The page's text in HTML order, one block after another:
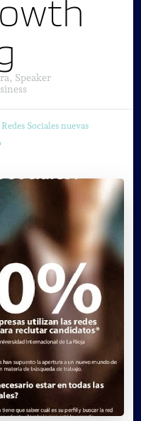
Speaker
Redes Sociales nuevas